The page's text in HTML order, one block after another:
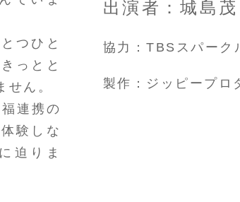
つひと
っとと
せん。
連携の
験しな
迫りま
出演者：城島
協力：TBSスパーク
製作：ジッピープロ